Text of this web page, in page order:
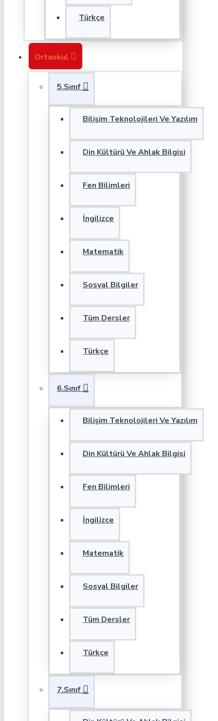
Türkçe
Ortaokul
5.Sınıf
Bilişim Teknolojileri Ve Yazılım
Din Kültürü Ve Ahlak Bilgisi
Fen Bilimleri
İngilizce
Matematik
Sosyal Bilgiler
Tüm Dersler
Türkçe
6.Sınıf
Bilişim Teknolojileri Ve Yazılım
Din Kültürü Ve Ahlak Bilgisi
Fen Bilimleri
İngilizce
Matematik
Sosyal Bilgiler
Tüm Dersler
Türkçe
7.Sınıf